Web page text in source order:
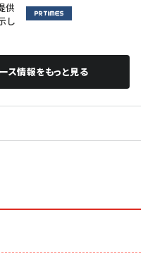
供
し
ス情報をもっと見る